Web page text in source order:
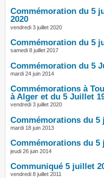
Commémoration du 5
2020
vendredi 3 juillet 2020
Commémoration du 5
samedi 8 juillet 2017
Commémoration du 5
mardi 24 juin 2014
Commémorations à
à Alger et du 5 Juillet
vendredi 3 juillet 2020
Commémorations du 5
mardi 18 juin 2013
Commémorations du
jeudi 26 juin 2014
Communiqué 5 juillet
vendredi 8 juillet 2011